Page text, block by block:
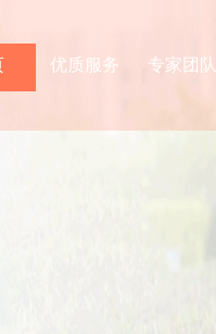
优质服务 专家团队